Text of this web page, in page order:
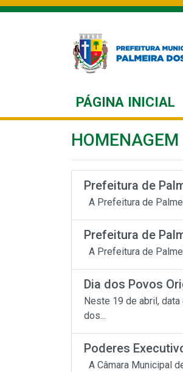
PÁGINA INICIAL
HOMENAGEM
Prefeitura de
A Prefeitura de
Prefeitura de
A Prefeitura de
Dia dos Povos
Neste 19 de abril,
dos...
Poderes
A Câmara Municipal